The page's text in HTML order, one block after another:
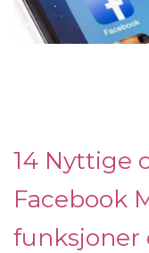
14 Nyttige
Facebook
funksjoner